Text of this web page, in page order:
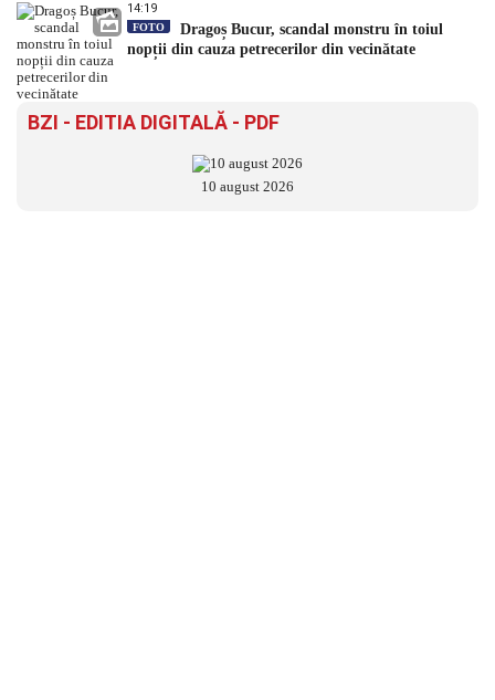
14:19
FOTO
Dragoș Bucur, scandal monstru în toiul
nopții din cauza petrecerilor din vecinătate
BZI - EDITIA DIGITALĂ - PDF
10 august 2026